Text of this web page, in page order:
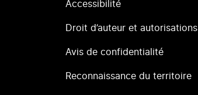
Accessibilité
Droit d’auteur et autorisations
Avis de confidentialité
Reconnaissance du territoire